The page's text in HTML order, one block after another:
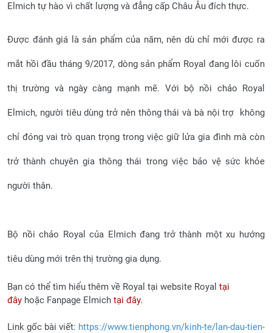
Elmich tự hào vì chất lượng và đẳng cấp Châu Âu đích thực.
Được đánh giá là sản phẩm của năm, nên dù chỉ mới được ra
mắt hồi đầu tháng 9/2017, dòng sản phẩm Royal đang lôi cuốn
thị trường và ngày càng mạnh mẽ. Với bộ nồi chảo Royal
Elmich, người tiêu dùng trở nên thông thái và bà nội trợ không
chỉ đóng vai trò quan trọng trong việc giữ lửa gia đình mà còn
trở thành chuyên gia thông thái trong việc bảo vệ sức khỏe
người thân.
Bộ nồi chảo Royal của Elmich đang trở thành một xu hướng
tiêu dùng mới trên thị trường gia dụng.
Bạn có thể tìm hiểu thêm về Royal tại website Royal tại
đây hoặc Fanpage Elmich tại đây.
Link gốc bài viết: https://www.tienphong.vn/kinh-te/lan-dau-tien-